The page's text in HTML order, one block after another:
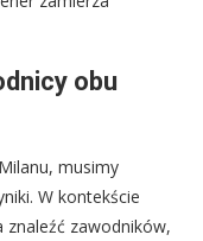
obu
musimy
W kontekście
znaleźć zawodników,